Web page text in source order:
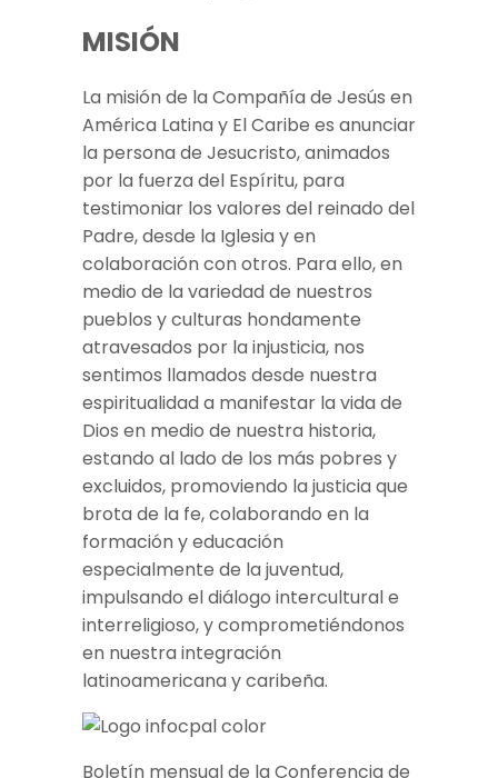
MISIÓN
La misión de la Compañía de Jesús en
América Latina y El Caribe es anunciar
la persona de Jesucristo, animados
por la fuerza del Espíritu, para
testimoniar los valores del reinado del
Padre, desde la Iglesia y en
colaboración con otros. Para ello, en
medio de la variedad de nuestros
pueblos y culturas hondamente
atravesados por la injusticia, nos
sentimos llamados desde nuestra
espiritualidad a manifestar la vida de
Dios en medio de nuestra historia,
estando al lado de los más pobres y
excluidos, promoviendo la justicia que
brota de la fe, colaborando en la
formación y educación
especialmente de la juventud,
impulsando el diálogo intercultural e
interreligioso, y comprometiéndonos
en nuestra integración
latinoamericana y caribeña.
Boletín mensual de la Conferencia de